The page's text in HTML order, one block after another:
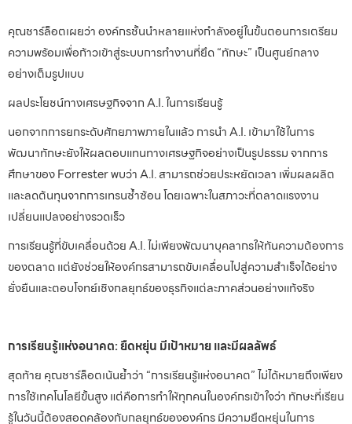
คุณชาร์ล็อตเผยว่า องค์กรชั้นนำหลายแห่งกำลังอยู่ในขั้นตอนการเตรียม
ความพร้อมเพื่อก้าวเข้าสู่ระบบการทำงานที่ยึด “ทักษะ” เป็นศูนย์กลาง
อย่างเต็มรูปแบบ
ผลประโยชน์ทางเศรษฐกิจจาก A.I. ในการเรียนรู้
นอกจากการยกระดับศักยภาพภายในแล้ว การนำ A.I. เข้ามาใช้ในการ
พัฒนาทักษะยังให้ผลตอบแทนทางเศรษฐกิจอย่างเป็นรูปธรรม จากการ
ศึกษาของ Forrester พบว่า A.I. สามารถช่วยประหยัดเวลา เพิ่มผลผลิต
และลดต้นทุนจากการเทรนซ้ำซ้อน โดยเฉพาะในสภาวะที่ตลาดแรงงาน
เปลี่ยนแปลงอย่างรวดเร็ว
การเรียนรู้ที่ขับเคลื่อนด้วย A.I. ไม่เพียงพัฒนาบุคลากรให้ทันความต้องการ
ของตลาด แต่ยังช่วยให้องค์กรสามารถขับเคลื่อนไปสู่ความสำเร็จได้อย่าง
ยั่งยืนและตอบโจทย์เชิงกลยุทธ์ของธุรกิจแต่ละภาคส่วนอย่างแท้จริง
การเรียนรู้แห่งอนาคต: ยืดหยุ่น มีเป้าหมาย และมีผลลัพธ์
สุดท้าย คุณชาร์ล็อตเน้นย้ำว่า “การเรียนรู้แห่งอนาคต” ไม่ได้หมายถึงเพียง
การใช้เทคโนโลยีขั้นสูง แต่คือการทำให้ทุกคนในองค์กรเข้าใจว่า ทักษะที่เรียน
รู้ในวันนี้ต้องสอดคล้องกับกลยุทธ์ขององค์กร มีความยืดหยุ่นในการ